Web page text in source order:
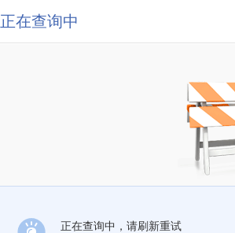
正在查询中
正在查询中，请刷新重试